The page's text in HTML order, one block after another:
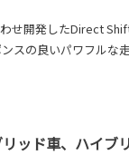
せ開発したDirect
スの良いパワフルな
リッド車、ハイブ